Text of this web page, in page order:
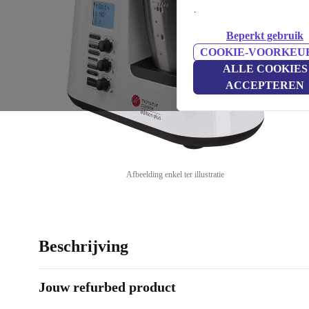
.
Beperkt gebruik
COOKIE-
ALLE COOKIES
ACCEPTEREN
Afbeelding enkel ter illustratie
Beschrijving
Jouw refurbed product